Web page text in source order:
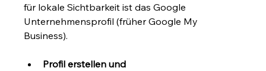
für lokale Sichtbarkeit ist das Google
Unternehmensprofil (früher Google My
Business).
Profil erstellen und